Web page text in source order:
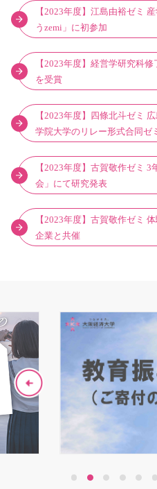
【2023年度】江島由裕ゼミ
うzemi」に初参加
【2023年度】経営学研究科
を受賞
【2023年度】四條北斗ゼミ
学院大学のリレー形式合同ゼ
【2023年度】古賀敬作ゼミ
会」にて研究発表
【2023年度】古賀敬作ゼミ
企業と共催
2 4 5